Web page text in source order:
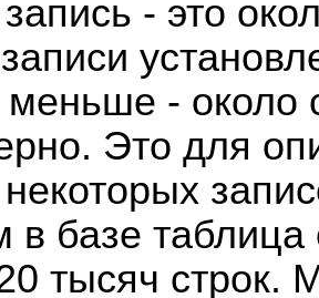
- это
меньше -
Это для
в базе
тысяч строк.